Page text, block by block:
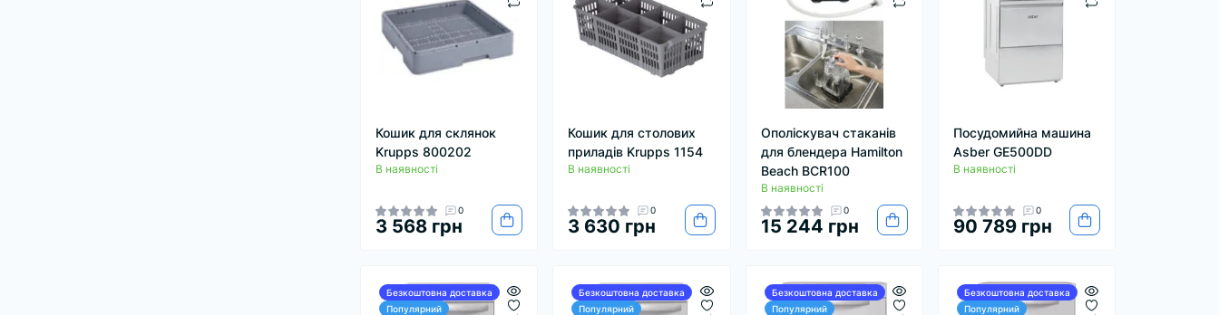
Кошик для склянок
Krupps 800202
В наявності
0
3 568 грн
Кошик для столових
приладів Krupps 1154
В наявності
0
3 630 грн
Ополіскувач стаканів
для блендера Hamilton
Beach BCR100
В наявності
0
15 244 грн
Посудомийна машина
Asber GE500DD
В наявності
0
90 789 грн
Безкоштовна доставка
Популярний
Безкоштовна доставка
Популярний
Безкоштовна доставка
Популярний
Безкоштовна доставка
Популярний